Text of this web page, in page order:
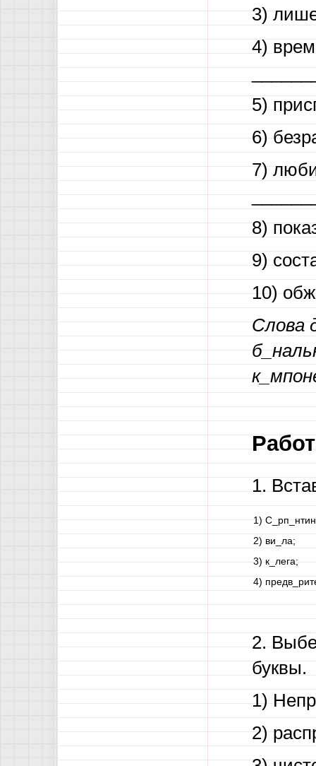
3)
4)
5)
6)
7)
8)
9)
10)
Слова
1.
1)
2) ви_ла;
3) к_лега;
4)
2.
буквы.
1)
2)